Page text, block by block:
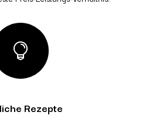

Rezepte